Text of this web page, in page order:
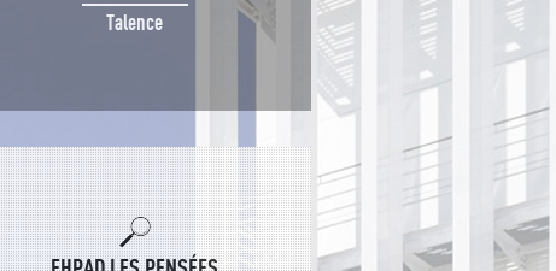
Talence